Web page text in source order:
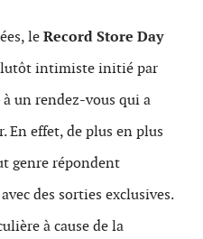
leRecord Store Day
intimiste initié par
un rendez-vous qui a
En effet, de plus en plus
genre répondent
des sorties exclusives.
à cause de la